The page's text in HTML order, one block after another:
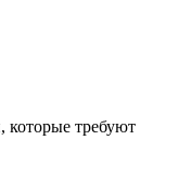
которые требуют